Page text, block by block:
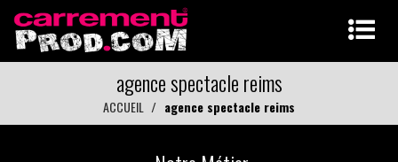
agence spectacle reims
ACCUEIL agence spectacle reims